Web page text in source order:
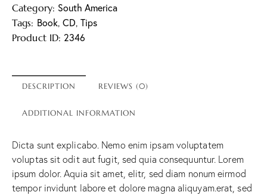
Category: South America
Tags: Book, CD,Tips
Product ID: 2346
DESCRIPTION REVIEWS (0)
ADDITIONAL INFORMATION
Dicta sunt explicabo. Nemo enim ipsam voluptatem
voluptas sit odit aut fugit, sed quia consequuntur. Lorem
ipsum dolor. Aquia sit amet, elitr, sed diam nonum eirmod
tempor invidunt labore et dolore magna aliquyam.erat, sed